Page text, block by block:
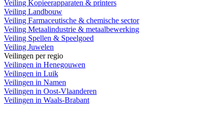
Veiling Kopieerapparaten & printers
Veiling Landbouw
Veiling Farmaceutische & chemische sector
Veiling Metaalindustrie & metaalbewerking
Veiling Spellen & Speelgoed
Veiling Juwelen
Veilingen per regio
Veilingen in Henegouwen
Veilingen in Luik
Veilingen in Namen
Veilingen in Oost-Vlaanderen
Veilingen in Waals-Brabant